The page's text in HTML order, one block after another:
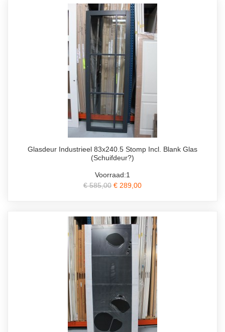
Glasdeur Industrieel 83x240.5 Stomp Incl. Blank Glas
(Schuifdeur?)
Voorraad:1
€ 585,00 € 289,00